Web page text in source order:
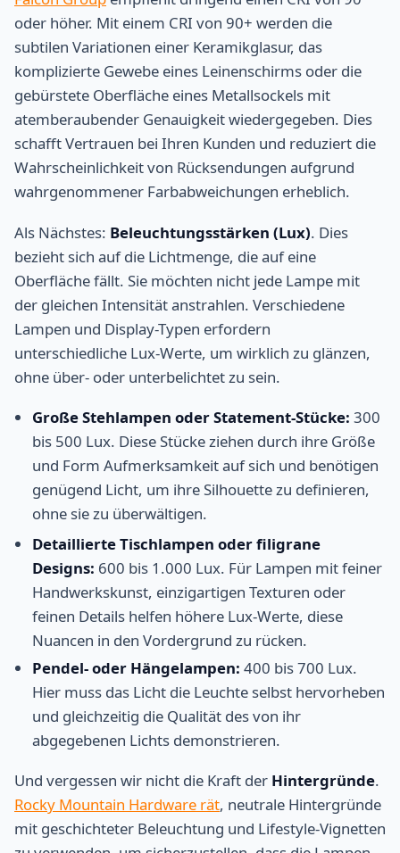
oder höher. Mit einem CRI von 90+ werden die
subtilen Variationen einer Keramikglasur, das
komplizierte Gewebe eines Leinenschirms oder die
gebürstete Oberfläche eines Metallsockels mit
atemberaubender Genauigkeit wiedergegeben. Dies
schafft Vertrauen bei Ihren Kunden und reduziert die
Wahrscheinlichkeit von Rücksendungen aufgrund
wahrgenommener Farbabweichungen erheblich.
Als Nächstes: Beleuchtungsstärken (Lux). Dies
bezieht sich auf die Lichtmenge, die auf eine
Oberfläche fällt. Sie möchten nicht jede Lampe mit
der gleichen Intensität anstrahlen. Verschiedene
Lampen und Display-Typen erfordern
unterschiedliche Lux-Werte, um wirklich zu glänzen,
ohne über- oder unterbelichtet zu sein.
Große Stehlampen oder Statement-Stücke: 300
bis 500 Lux. Diese Stücke ziehen durch ihre Größe
und Form Aufmerksamkeit auf sich und benötigen
genügend Licht, um ihre Silhouette zu definieren,
ohne sie zu überwältigen.
Detaillierte Tischlampen oder filigrane
Designs: 600 bis 1.000 Lux. Für Lampen mit feiner
Handwerkskunst, einzigartigen Texturen oder
feinen Details helfen höhere Lux-Werte, diese
Nuancen in den Vordergrund zu rücken.
Pendel- oder Hängelampen: 400 bis 700 Lux.
Hier muss das Licht die Leuchte selbst hervorheben
und gleichzeitig die Qualität des von ihr
abgegebenen Lichts demonstrieren.
Und vergessen wir nicht die Kraft der Hintergründe.
Rocky Mountain Hardware rät, neutrale Hintergründe
mit geschichteter Beleuchtung und Lifestyle-Vignetten